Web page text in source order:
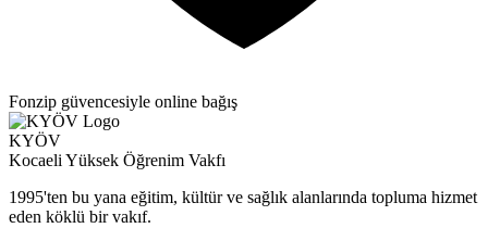
Fonzip güvencesiyle online bağış
KYÖV
Kocaeli Yüksek Öğrenim Vakfı
1995'ten bu yana eğitim, kültür ve sağlık alanlarında topluma hizmet
eden köklü bir vakıf.